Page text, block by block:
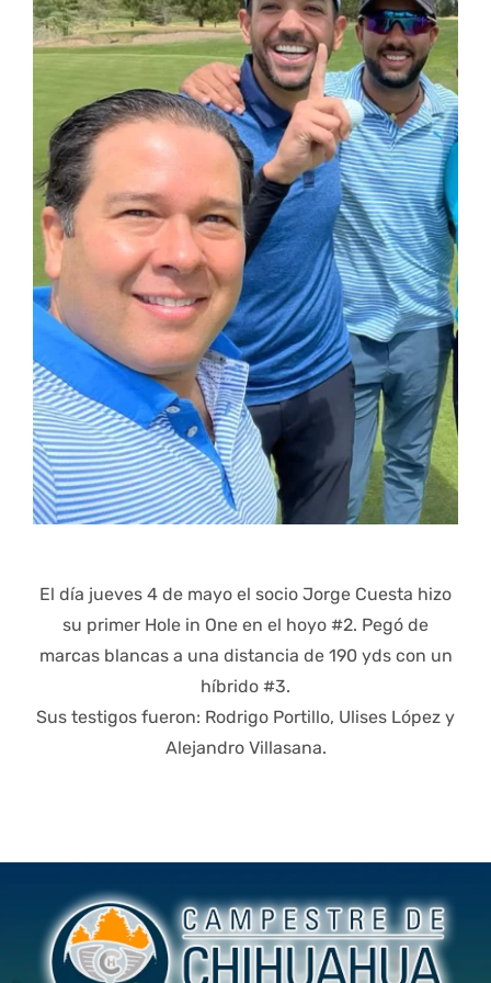
El día jueves 4 de mayo el socio Jorge Cuesta hizo
su primer Hole in One en el hoyo #2. Pegó de
marcas blancas a una distancia de 190 yds con un
híbrido #3.
Sus testigos fueron: Rodrigo Portillo, Ulises López y
Alejandro Villasana.